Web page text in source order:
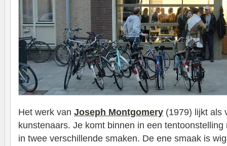
Het werk van Joseph Montgomery (1979) lijkt als
kunstenaars. Je komt binnen in een
in twee verschillende smaken. De ene smaak is